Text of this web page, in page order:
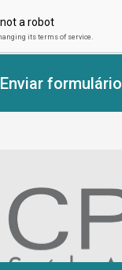
Enviar formulário